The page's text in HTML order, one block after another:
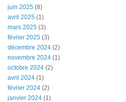
juin 2025 (8)
avril 2025 (1)
mars 2025 (3)
février 2025 (3)
décembre 2024 (2)
novembre 2024 (1)
octobre 2024 (2)
avril 2024 (1)
février 2024 (2)
janvier 2024 (1)